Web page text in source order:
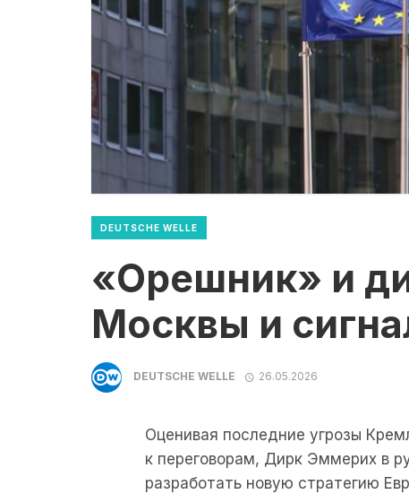
DEUTSCHE WELLE
«Орешник» и
Москвы и
DEUTSCHE WELLE 26.05.2026
Оценивая последние угрозы
к переговорам, Дирк Эммерих в
разработать новую стратегию